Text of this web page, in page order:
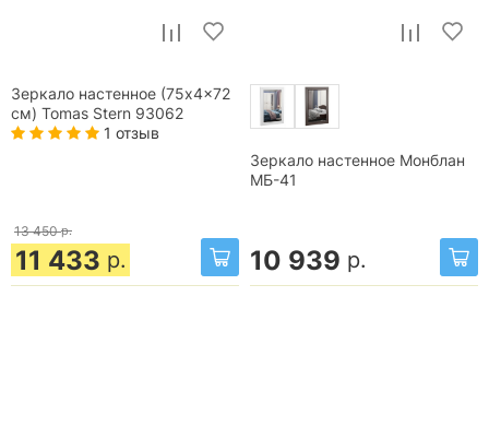
Зеркало настенное (75x4x72
см) Tomas Stern 93062
1 отзыв
13 450 р.
11 433 р.
Зеркало настенное Монблан
МБ-41
10 939 р.